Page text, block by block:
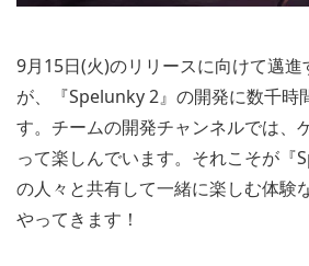
9月15日(火)のリリースに向けて邁
が、『Spelunky 2』の開発に数千時
す。チームの開発チャンネルでは、
って楽しんでいます。それこそが
の人々と共有して一緒に楽しむ体験
やってきます！